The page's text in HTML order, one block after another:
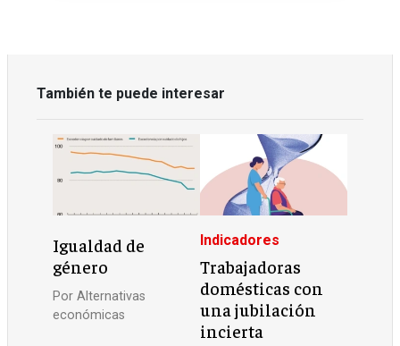
También te puede interesar
Igualdad de
género
PorAlternativas
económicas
Indicadores
Trabajadoras
domésticas con
una jubilación
incierta